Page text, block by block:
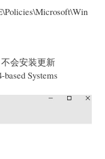
会安装更新
Systems